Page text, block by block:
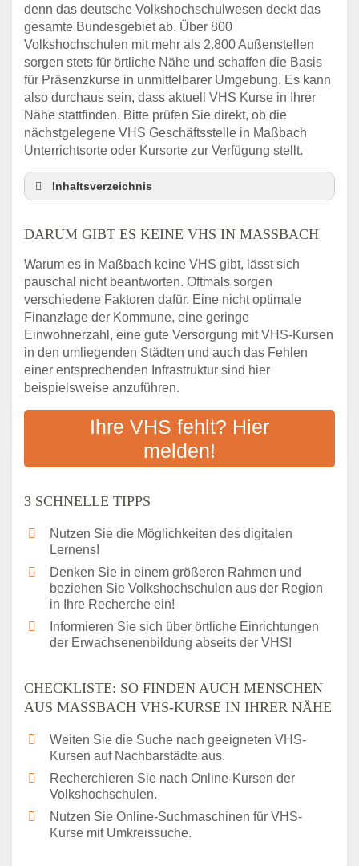
denn das deutsche Volkshochschulwesen deckt das
gesamte Bundesgebiet ab. Über 800
Volkshochschulen mit mehr als 2.800 Außenstellen
sorgen stets für örtliche Nähe und schaffen die Basis
für Präsenzkurse in unmittelbarer Umgebung. Es kann
also durchaus sein, dass aktuell VHS Kurse in Ihrer
Nähe stattfinden. Bitte prüfen Sie direkt, ob die
nächstgelegene VHS Geschäftsstelle in Maßbach
Unterrichtsorte oder Kursorte zur Verfügung stellt.
Inhaltsverzeichnis
3 schnelle Tipps
Maßbach VHS-Kurse in Ihrer Nähe
Abendschule in der Region rund um
Maßbach
VHS steht für Erwachsenenbildung
Online-Kurse: Alternative Angebote zum
VHS-Kurs
Vor- und Nachteile von Online-Kursen
Bildungsangeboten an
Das bundesweite Volkshochschulwesen
DARUM GIBT ES KEINE VHS IN MASSBACH
Warum es in Maßbach keine VHS gibt, lässt sich
pauschal nicht beantworten. Oftmals sorgen
verschiedene Faktoren dafür. Eine nicht optimale
Finanzlage der Kommune, eine geringe
Einwohnerzahl, eine gute Versorgung mit VHS-Kursen
in den umliegenden Städten und auch das Fehlen
einer entsprechenden Infrastruktur sind hier
beispielsweise anzuführen.
Ihre VHS fehlt? Hier
melden!
3 SCHNELLE TIPPS
Nutzen Sie die Möglichkeiten des digitalen
Lernens!
Denken Sie in einem größeren Rahmen und
beziehen Sie Volkshochschulen aus der Region
in Ihre Recherche ein!
Informieren Sie sich über örtliche Einrichtungen
der Erwachsenenbildung abseits der VHS!
CHECKLISTE: SO FINDEN AUCH MENSCHEN
AUS MASSBACH VHS-KURSE IN IHRER NÄHE
Weiten Sie die Suche nach geeigneten VHS-
Kursen auf Nachbarstädte aus.
Recherchieren Sie nach Online-Kursen der
Volkshochschulen.
Nutzen Sie Online-Suchmaschinen für VHS-
Kurse mit Umkreissuche.